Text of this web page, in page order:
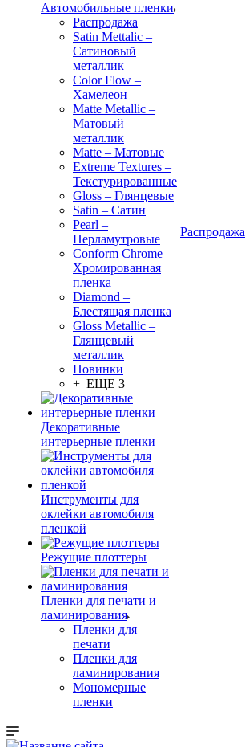
Автомобильные пленки
Распродажа
Satin Mettalic –
Сатиновый
металлик
Color Flow –
Хамелеон
Matte Metallic –
Матовый
металлик
Matte – Матовые
Extreme Textures –
Текстурированные
Gloss – Глянцевые
Satin – Сатин
Pearl –
Перламутровые
Conform Chrome –
Хромированная
пленка
Diamond –
Блестящая пленка
Gloss Metallic –
Глянцевый
металлик
Новинки
+ ЕЩЕ 3
Декоративные
интерьерные пленки
Инструменты для
оклейки автомобиля
пленкой
Режущие плоттеры
Пленки для печати и
ламинирования
Пленки для
печати
Пленки для
ламинирования
Мономерные
пленки
Распродажа